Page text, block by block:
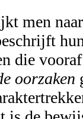
men
die
oorzaken